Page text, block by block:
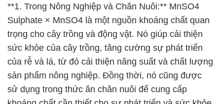
**1. Trong Nông Nghiệp và Chăn Nuôi:** MnSO4
Sulphate × MnSO4 là một nguồn khoáng chất quan
trọng cho cây trồng và động vật. Nó giúp cải thiện
sức khỏe của cây trồng, tăng cường sự phát triển
của rễ và lá, từ đó cải thiện năng suất và chất lượng
sản phẩm nông nghiệp. Đồng thời, nó cũng được
sử dụng trong thức ăn chăn nuôi để cung cấp